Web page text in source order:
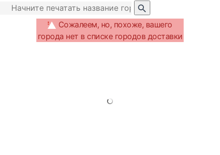
Сожалеем, но, похоже, вашего
города нет в списке городов доставки